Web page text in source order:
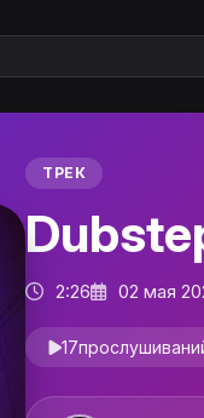
ТРЕК
2:26 02 мая
17